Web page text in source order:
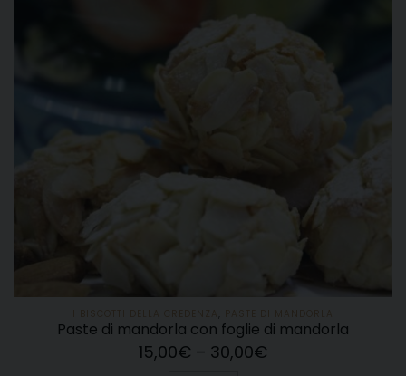
Paste di mandorla con foglie di mandorla
15,00€ – 30,00€